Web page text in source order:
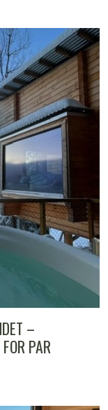
–
PAR